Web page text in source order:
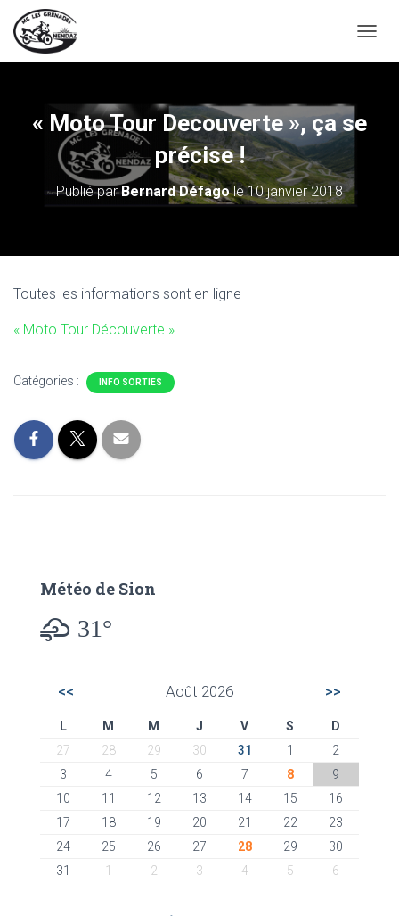
É
E
« Moto Tour Decouverte », ça se
précise !
Publié parBernard Défagole10 janvier 2018
Toutes les informations sont en ligne
« Moto Tour Découverte »
Catégories : INFO SORTIES
Météo de Sion
31°
<< Août 2026 >>
L M M J V S
D
27
28 29 30 31 1
2
3
4 5 6 7 8
9
10
11 12 13 14 15
16
17
18 19 20 21 22
23
24
25 26 27 28 29
30
31
1 2 3 4 5 6